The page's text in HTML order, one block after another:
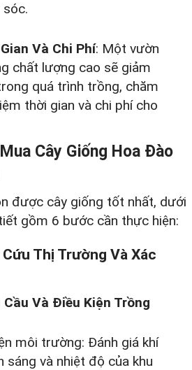
sóc.
Và Chi Phí: Một vườn
chất lượng cao sẽ giảm
quá trình trồng, chăm
thời gian và chi phí cho
Cây Giống Hoa Đào
được cây giống tốt nhất, dưới
gồm 6 bước cần thực hiện:
Thị Trường Và Xác
Và Điều Kiện Trồng
môi trường: Đánh giá khí
sáng và nhiệt độ của khu